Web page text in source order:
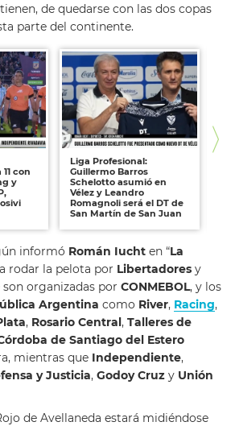
de quedarse con las dos copas
parte del continente.
con
y
Liga Profesional:
Guillermo Barros
Schelotto asumió en
Vélez y Leandro
Romagnoli será el DT de
San Martín de San Juan
informó Román Iucht en “La
rodar la pelota por Libertadores y
son organizadas por CONMEBOL, y los
Argentina como River, Racing,
, Rosario Central , Talleres de
de Santiago del Estero
mientras que Independiente,
y Justicia, Godoy Cruz y Unión
de Avellaneda estará midiéndose